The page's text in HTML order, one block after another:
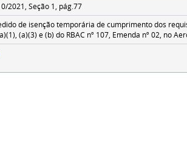
2021, Seção 1, pág.77
de isenção temporária de cumprimento dos
(a)(3) e (b) do RBAC nº 107, Emenda nº 02, no